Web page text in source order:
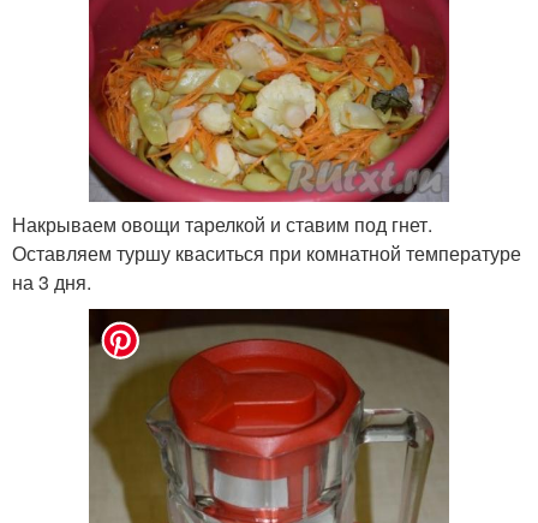
Накрываем овощи тарелкой и ставим под гнет.
Оставляем туршу кваситься при комнатной температуре
на 3 дня.